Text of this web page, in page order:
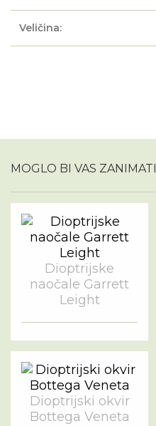
Veličina:
MOGLO BI VAS ZANIMATI
Dioptrijske
naočale Garrett
Leight
Dioptrijski okvir
Bottega Veneta